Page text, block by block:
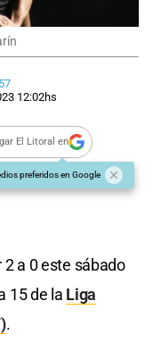
12:02hs
El Litoral en
preferidos en Google
a 0 este sábado
15 de la Liga
.